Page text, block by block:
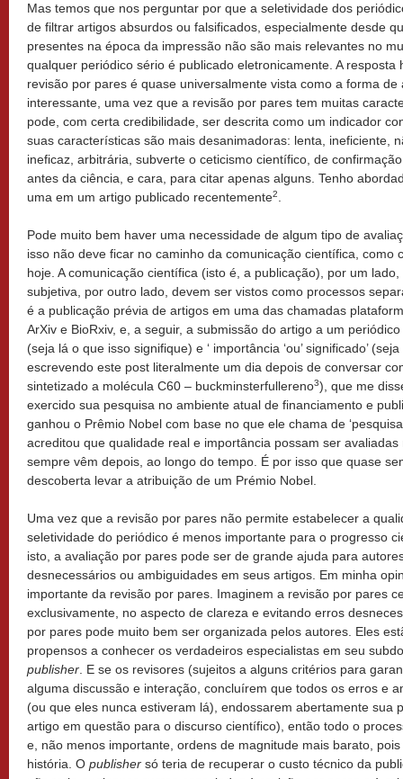
Mas temos que nos perguntar por que a seletividade dos
de filtrar artigos absurdos ou falsificados, especialmente desde
presentes na época da impressão não são mais relevantes no
qualquer periódico sério é publicado eletronicamente. A resposta
revisão por pares é quase universalmente vista como a forma de
interessante, uma vez que a revisão por pares tem muitas
pode, com certa credibilidade, ser descrita como um indicador
suas características são mais desanimadoras: lenta, ineficiente,
ineficaz, arbitrária, subverte o ceticismo científico, de
antes da ciência, e cara, para citar apenas alguns. Tenho
uma em um artigo publicado recentemente2
Pode muito bem haver uma necessidade de algum tipo de
isso não deve ficar no caminho da comunicação científica, como
hoje. A comunicação científica (isto é, a publicação), por um
subjetiva, por outro lado, devem ser vistos como processos
é a publicação prévia de artigos em uma das chamadas
ArXiv e BioRxiv, e, a seguir, a submissão do artigo a um periódico
(seja lá o que isso signifique) e ‘ importância ‘ou’ significado’
escrevendo este post literalmente um dia depois de conversar
sintetizado a molécula C60 – buckminsterfullereno3), que me
exercido sua pesquisa no ambiente atual de financiamento e
ganhou o Prêmio Nobel com base no que ele chama de
acreditou que qualidade real e importância possam ser
sempre vêm depois, ao longo do tempo. É por isso que quase
descoberta levar a atribuição de um Prémio Nobel.
Uma vez que a revisão por pares não permite estabelecer a
seletividade do periódico é menos importante para o progresso
isto, a avaliação por pares pode ser de grande ajuda para
desnecessários ou ambiguidades em seus artigos. Em minha
importante da revisão por pares. Imaginem a revisão por pares
exclusivamente, no aspecto de clareza e evitando erros
por pares pode muito bem ser organizada pelos autores. Eles
propensos a conhecer os verdadeiros especialistas em seu
publisher . E se os revisores (sujeitos a alguns critérios para
alguma discussão e interação, concluírem que todos os erros e
(ou que eles nunca estiveram lá), endossarem abertamente sua
artigo em questão para o discurso científico), então todo o
e, não menos importante, ordens de magnitude mais barato,
história. O publisher só teria de recuperar o custo técnico da